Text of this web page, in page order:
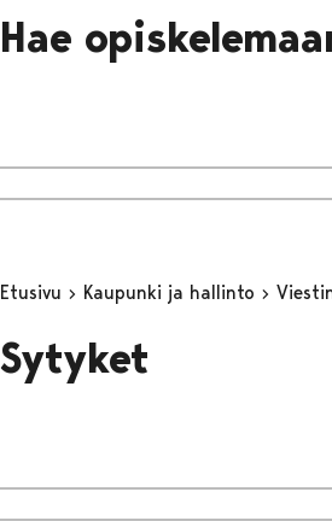
Hae
Etusivu Kaupunki ja hallinto
Sytyket